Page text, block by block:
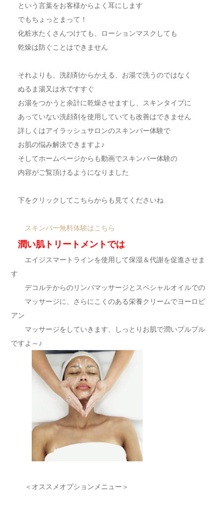
という言葉をお客様からよく耳にします
でもちょっとまって！
化粧水たくさんつけても、ローションマスクしても
乾燥は防ぐことはできません
それよりも、洗顔剤からかえる、お湯で洗うのではなく
ぬるま湯又は水ですすぐ
お湯をつかうと余計に乾燥させますし、スキンタイプに
あっていない洗顔剤を使用していても改善はできません
詳しくはアイラッシュサロンのスキンバー体験で
お肌の悩み解決できますよ♪
そしてホームページからも動画でスキンバー体験の
内容がご覧頂けるようになりました
下をクリックしてこちらからも見てくださいね
スキンバー無料体験はこちら
潤い肌トリートメントでは
エイジスマートラインを使用して保湿＆代謝を促進させま
す
デコルテからのリンパマッサージとスペシャルオイルでの
マッサージに、さらにこくのある栄養クリームでヨーロピ
アン
マッサージをしていきます、しっとりお肌で潤いプルプル
ですよ～♪
＜オススメオプションメニュー＞